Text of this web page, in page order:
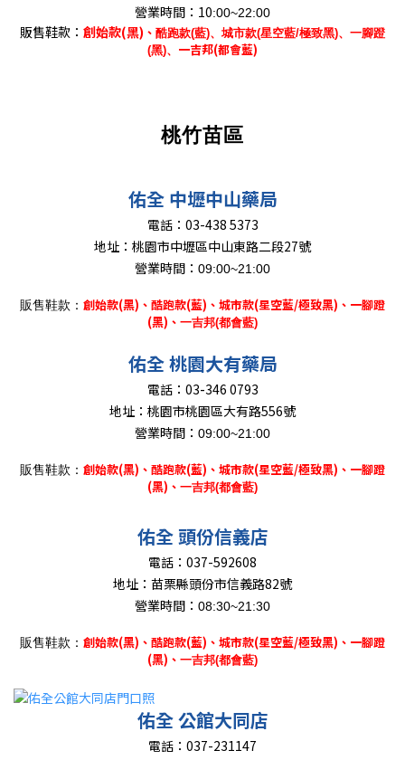
營業時間：10:00~22:00
販售鞋款： 創始款(黑) 、 酷跑款(藍)、城市款(星空藍/極致黑)、一腳蹬
(黑)、 一吉邦(都會藍)
桃竹苗區
佑全 中壢中山藥局
電話： 03-438 5373
地址： 桃園市中壢區中山東路二段27號
營業時間： 09:00~21:00
販售鞋款： 創始款(黑)、 酷跑款(藍)、城市款(星空藍/極致黑)、一腳蹬
(黑)、 一吉邦(都會藍)
佑全 桃園大有藥局
電話： 03-346 0793
地址： 桃園市桃園區大有路556號
營業時間： 09:00~21:00
販售鞋款： 創始款(黑)、 酷跑款(藍)、城市款(星空藍/極致黑)、一腳蹬
(黑)、 一吉邦(都會藍)
佑全 頭份信義店
電話： 037-592608
地址： 苗栗縣頭份市信義路82號
營業時間： 08:30~21:30
販售鞋款： 創始款(黑)、 酷跑款(藍)、城市款(星空藍/極致黑)、一腳蹬
(黑)、 一吉邦(都會藍)
佑全 公館大同店
電話： 037-231147